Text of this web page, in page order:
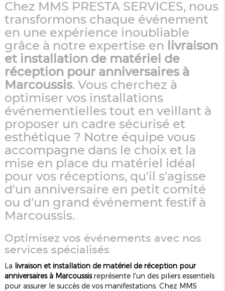
Chez MMS PRESTA SERVICES, nous
transformons chaque événement
en une expérience inoubliable
grâce à notre expertise en
livraison
et installation de matériel de
réception pour anniversaires à
Marcoussis. Vous cherchez à
optimiser vos installations
événementielles tout en veillant à
proposer un cadre sécurisé et
esthétique ? Notre équipe vous
accompagne dans le choix et la
mise en place du matériel idéal
pour vos réceptions, qu'il s'agisse
d'un anniversaire en petit comité
ou d'un grand événement festif à
Marcoussis.
Optimisez vos événements avec nos
services spécialisés
La livraison et installation de matériel de réception pour
anniversaires à Marcoussisreprésente l'un des piliers essentiels
pour assurer le succès de vos manifestations. Chez MMS